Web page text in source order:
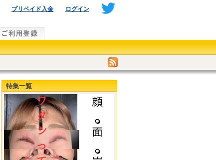
プリペイド入金 ログイン
特集一覧